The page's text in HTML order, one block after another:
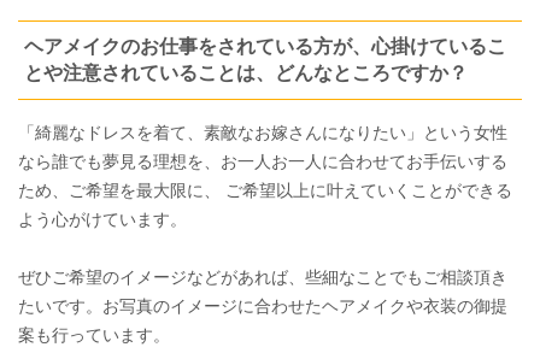
ヘアメイクのお仕事をされている方が、心掛けているこ
とや注意されていることは、どんなところですか？
「綺麗なドレスを着て、素敵なお嫁さんになりたい」という女性
なら誰でも夢見る理想を、お一人お一人に合わせてお手伝いする
ため、ご希望を最大限に、 ご希望以上に叶えていくことができる
よう心がけています。
ぜひご希望のイメージなどがあれば、些細なことでもご相談頂き
たいです。お写真のイメージに合わせたヘアメイクや衣装の御提
案も行っています。